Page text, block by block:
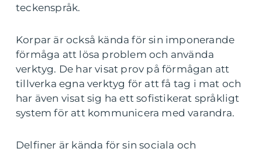
teckenspråk.
Korpar är också kända för sin imponerande
förmåga att lösa problem och använda
verktyg. De har visat prov på förmågan att
tillverka egna verktyg för att få tag i mat och
har även visat sig ha ett sofistikerat språkligt
system för att kommunicera med varandra.
Delfiner är kända för sin sociala och